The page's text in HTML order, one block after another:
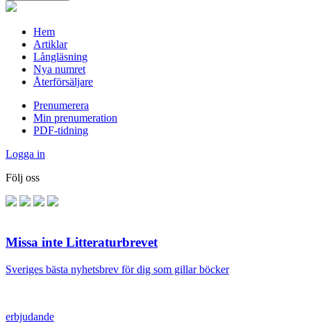
Hem
Artiklar
Långläsning
Nya numret
Återförsäljare
Prenumerera
Min prenumeration
PDF-tidning
Logga in
Följ oss
Missa inte Litteraturbrevet
Sveriges bästa nyhetsbrev för dig som gillar böcker
erbjudande